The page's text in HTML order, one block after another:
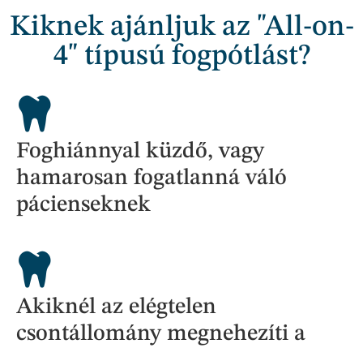
Kiknek ajánljuk az "All-on-
4" típusú fogpótlást?
Foghiánnyal küzdő, vagy
hamarosan fogatlanná váló
pácienseknek
Akiknél az elégtelen
csontállomány megnehezíti a